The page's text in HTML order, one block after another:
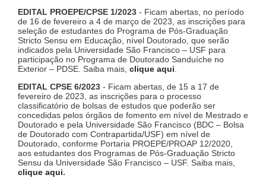
EDITAL PROEPE/CPSE 1/2023 - Ficam abertas, no período
de 16 de fevereiro a 4 de março de 2023, as inscrições para
seleção de estudantes do Programa de Pós-Graduação
Stricto Sensu em Educação, nível Doutorado, que serão
indicados pela Universidade São Francisco – USF para
participação no Programa de Doutorado Sanduíche no
Exterior – PDSE. Saiba mais, clique aqui.
EDITAL CPSE 6/2023 - Ficam abertas, de 15 a 17 de
fevereiro de 2023, as inscrições para o processo
classificatório de bolsas de estudos que poderão ser
concedidas pelos órgãos de fomento em nível de Mestrado e
Doutorado e pela Universidade São Francisco (BDC – Bolsa
de Doutorado com Contrapartida/USF) em nível de
Doutorado, conforme Portaria PROEPE/PROAP 12/2020,
aos estudantes dos Programas de Pós-Graduação Stricto
Sensu da Universidade São Francisco – USF. Saiba mais,
clique aqui.